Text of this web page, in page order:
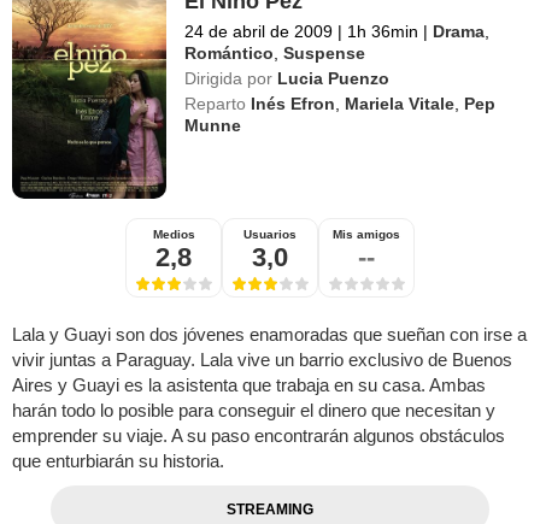
24 de abril de 2009 | 1h 36min | Drama
Romántico ,Suspense
Dirigida por Lucia Puenzo
Reparto Inés Efron Mariela Vitale Pep
Munne
Medios
2,8
Usuarios
3,0
Mis amigos
--
Lala y Guayi son dos jóvenes enamoradas que sueñan con irse a
vivir juntas a Paraguay. Lala vive un barrio exclusivo de Buenos
Aires y Guayi es la asistenta que trabaja en su casa. Ambas
harán todo lo posible para conseguir el dinero que necesitan y
emprender su viaje. A su paso encontrarán algunos obstáculos
que enturbiarán su historia.
STREAMING